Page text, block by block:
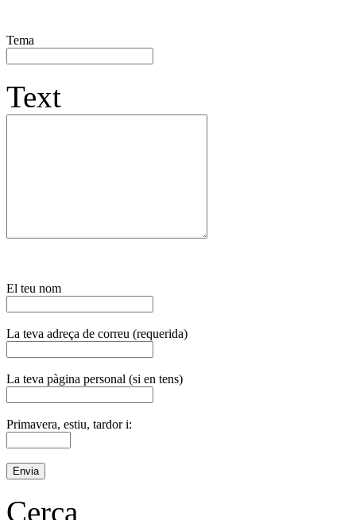
Tema
Text
El teu nom
La teva adreça de correu (requerida)
La teva pàgina personal (si en tens)
Primavera, estiu, tardor i:
Cerca